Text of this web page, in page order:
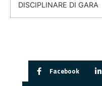
DISCIPLINARE DI GARA
Facebook